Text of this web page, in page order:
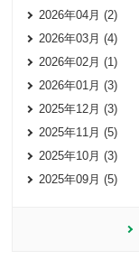
2026年04月 (2)
2026年03月 (4)
2026年02月 (1)
2026年01月 (3)
2025年12月 (3)
2025年11月 (5)
2025年10月 (3)
2025年09月 (5)